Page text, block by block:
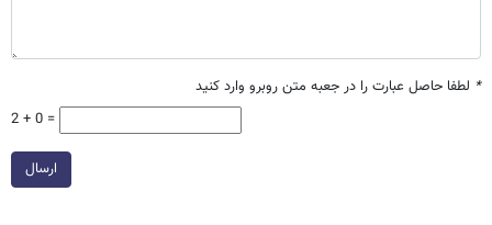
* لطفا حاصل عبارت را در جعبه متن روبرو وارد کنید
2 + 0 =
ارسال